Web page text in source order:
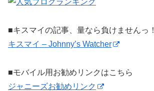
■キスマイの記事、量なら負けませんっ！
キスマイ – Johnny’s Watcher
■モバイル用お勧めリンクはこちら
ジャニーズお勧めリンク